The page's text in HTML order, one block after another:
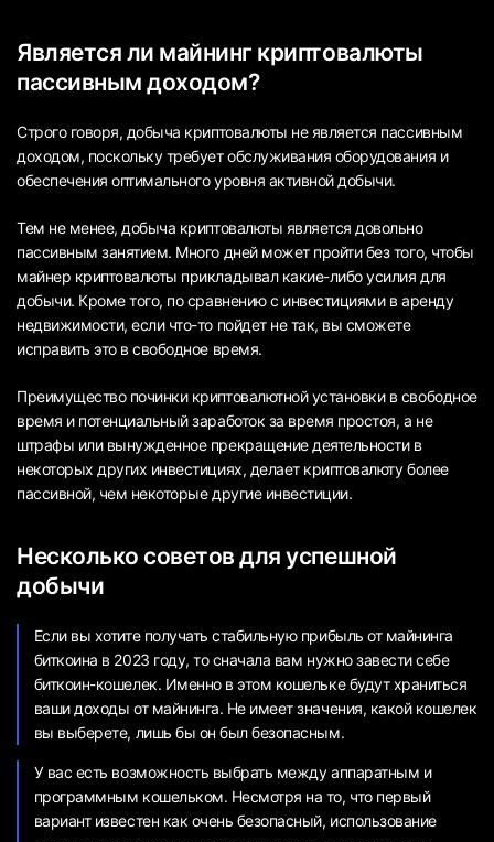
Является ли майнинг криптовалюты
пассивным доходом?
Строго говоря, добыча криптовалюты не является пассивным
доходом, поскольку требует обслуживания оборудования и
обеспечения оптимального уровня активной добычи.
Тем не менее, добыча криптовалюты является довольно
пассивным занятием. Много дней может пройти без того, чтобы
майнер криптовалюты прикладывал какие-либо усилия для
добычи. Кроме того, по сравнению с инвестициями в аренду
недвижимости, если что-то пойдет не так, вы сможете
исправить это в свободное время.
Преимущество починки криптовалютной установки в свободное
время и потенциальный заработок за время простоя, а не
штрафы или вынужденное прекращение деятельности в
некоторых других инвестициях, делает криптовалюту более
пассивной, чем некоторые другие инвестиции.
Несколько советов для успешной
добычи
Если вы хотите получать стабильную прибыль от майнинга
биткоина в 2023 году, то сначала вам нужно завести себе
биткоин-кошелек. Именно в этом кошельке будут храниться
ваши доходы от майнинга. Не имеет значения, какой кошелек
вы выберете, лишь бы он был безопасным.
У вас есть возможность выбрать между аппаратным и
программным кошельком. Несмотря на то, что первый
вариант известен как очень безопасный, использование